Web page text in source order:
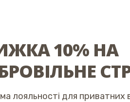
10% НА
лояльності для приватних